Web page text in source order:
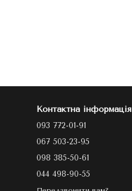
Контактна інформація
093 772-01-91
067 503-23-95
098 385-50-61
044 498-90-55